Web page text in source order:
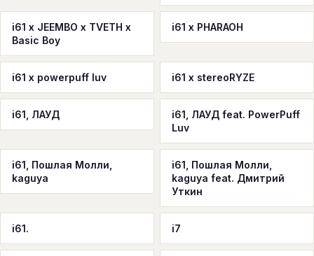
i61 x JEEMBO x TVETH x
Basic Boy
i61 x PHARAOH
i61 x powerpuff luv i61 x stereoRYZE
i61, ЛАУД
i61, ЛАУД feat. PowerPuff
Luv
i61, Пошлая Молли,
kaguya
i61, Пошлая Молли,
kaguya feat. Дмитрий
Уткин
i61. i7